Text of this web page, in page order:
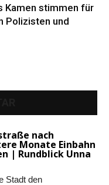
Kamen stimmen für
Polizisten und
nach
Monate Einbahn
| Rundblick Unna
Stadt den